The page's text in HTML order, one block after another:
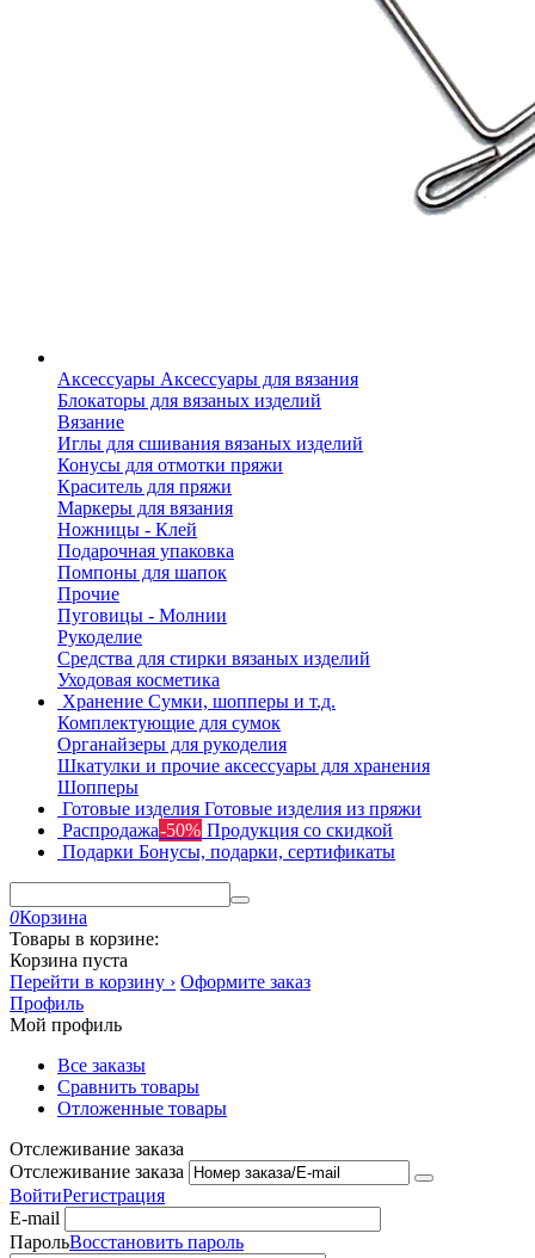
Аксессуары Аксессуары для вязания
Блокаторы для вязаных изделий
Вязание
Иглы для сшивания вязаных изделий
Конусы для отмотки пряжи
Краситель для пряжи
Маркеры для вязания
Ножницы - Клей
Подарочная упаковка
Помпоны для шапок
Прочие
Пуговицы - Молнии
Рукоделие
Средства для стирки вязаных изделий
Уходовая косметика
Хранение Сумки, шопперы и т.д.
Комплектующие для сумок
Органайзеры для рукоделия
Шкатулки и прочие аксессуары для хранения
Шопперы
Готовые изделия Готовые изделия из пряжи
Распродажа-50% Продукция со скидкой
Подарки Бонусы, подарки, сертификаты
0Корзина
Товары в корзине:
Корзина пуста
Перейти в корзину › Оформите заказ
Профиль
Мой профиль
Все заказы
Сравнить товары
Отложенные товары
Отслеживание заказа
Отслеживание заказа
ВойтиРегистрация
E-mail
ПарольВосстановить пароль